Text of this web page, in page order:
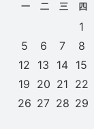
一 二 三 四
1
5
6 7 8
12
13 14 15
19 20 21 22
26 27 28 29